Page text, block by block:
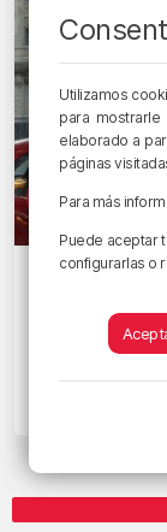
EGUNON
¿Quieren
vecinos
29/09/2021 • 13:25
Utilizamos
para
elaborado a
páginas
Para más
Puede aceptar
configurarlas o